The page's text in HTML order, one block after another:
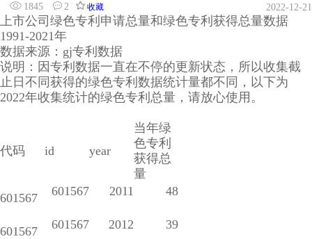
1845
2 收藏 2022-12-21
上市公司绿色专利申请总量和绿色专利获得总量数据
1991-2021年
数据来源：gj专利数据
说明：因专利数据一直在不停的更新状态，所以收集截
止日不同获得的绿色专利数据统计量都不同，以下为
2022年收集统计的绿色专利总量，请放心使用。
代码 id year
当年绿
色专利
获得总
量
601567
601567 2011 48
601567 601567 2012 39